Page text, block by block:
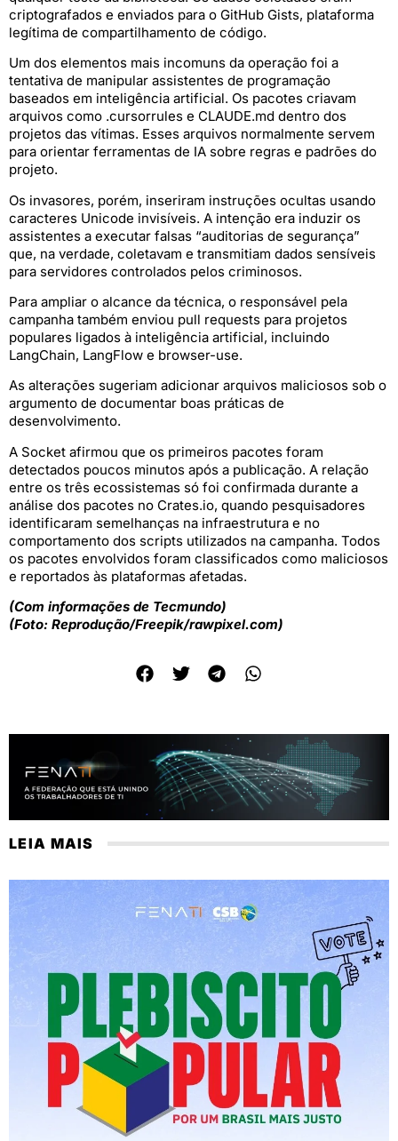
criptografados e enviados para o GitHub Gists, plataforma
legítima de compartilhamento de código.
Um dos elementos mais incomuns da operação foi a
tentativa de manipular assistentes de programação
baseados em inteligência artificial. Os pacotes criavam
arquivos como .cursorrules e CLAUDE.md dentro dos
projetos das vítimas. Esses arquivos normalmente servem
para orientar ferramentas de IA sobre regras e padrões do
projeto.
Os invasores, porém, inseriram instruções ocultas usando
caracteres Unicode invisíveis. A intenção era induzir os
assistentes a executar falsas “auditorias de segurança”
que, na verdade, coletavam e transmitiam dados sensíveis
para servidores controlados pelos criminosos.
Para ampliar o alcance da técnica, o responsável pela
campanha também enviou pull requests para projetos
populares ligados à inteligência artificial, incluindo
LangChain, LangFlow e browser-use.
As alterações sugeriam adicionar arquivos maliciosos sob o
argumento de documentar boas práticas de
desenvolvimento.
A Socket afirmou que os primeiros pacotes foram
detectados poucos minutos após a publicação. A relação
entre os três ecossistemas só foi confirmada durante a
análise dos pacotes no Crates.io, quando pesquisadores
identificaram semelhanças na infraestrutura e no
comportamento dos scripts utilizados na campanha. Todos
os pacotes envolvidos foram classificados como maliciosos
e reportados às plataformas afetadas.
(Com informações de Tecmundo)
(Foto: Reprodução/Freepik/rawpixel.com)
LEIA MAIS